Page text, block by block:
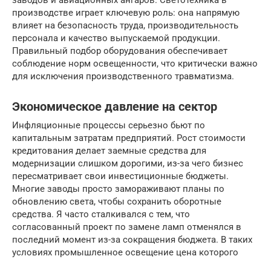
производстве играет ключевую роль: она напрямую
влияет на безопасность труда, производительность
персонала и качество выпускаемой продукции.
Правильный подбор оборудования обеспечивает
соблюдение норм освещенности, что критически важно
для исключения производственного травматизма.
Экономическое давление на сектор
Инфляционные процессы серьезно бьют по
капитальным затратам предприятий. Рост стоимости
кредитования делает заемные средства для
модернизации слишком дорогими, из-за чего бизнес
пересматривает свои инвестиционные бюджеты.
Многие заводы просто замораживают планы по
обновлению света, чтобы сохранить оборотные
средства. Я часто сталкивался с тем, что
согласованный проект по замене ламп отменялся в
последний момент из-за сокращения бюджета. В таких
условиях промышленное освещение цена которого